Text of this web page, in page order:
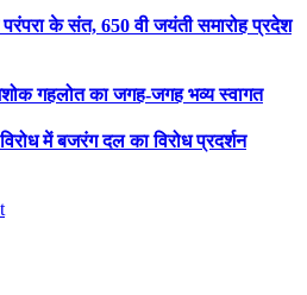
के संत, 650 वी जयंती समारोह प्रदेश
गहलोत का जगह-जगह भव्य स्वागत
में बजरंग दल का विरोध प्रदर्शन